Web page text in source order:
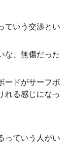
ていう交渉とい
な、無傷だった
ードがサーフボ
れる感じになっ
っていう人がい